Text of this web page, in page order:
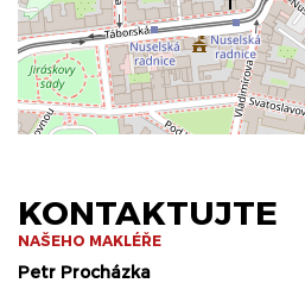
KONTAKTUJTE
NAŠEHO MAKLÉŘE
Petr Procházka